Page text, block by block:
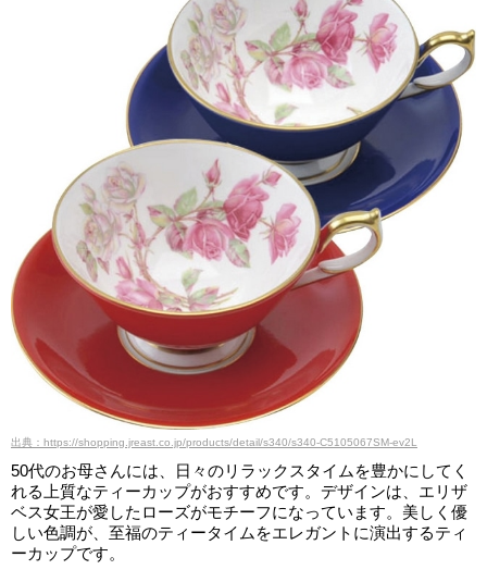
出典：https://shopping.jreast.co.jp/products/detail/s340/s340-C5105067SM-ev2L
50代のお母さんには、日々のリラックスタイムを豊かにしてく
れる上質なティーカップがおすすめです。デザインは、エリザ
ベス女王が愛したローズがモチーフになっています。美しく優
しい色調が、至福のティータイムをエレガントに演出するティ
ーカップです。